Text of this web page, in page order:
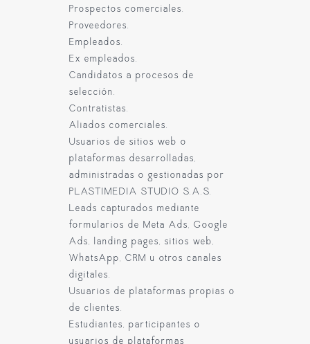
Prospectos comerciales.
Proveedores.
Empleados.
Ex empleados.
Candidatos a procesos de
selección.
Contratistas.
Aliados comerciales.
Usuarios de sitios web o
plataformas desarrolladas,
administradas o gestionadas por
PLASTIMEDIA STUDIO S.A.S.
Leads capturados mediante
formularios de Meta Ads, Google
Ads, landing pages, sitios web,
WhatsApp, CRM u otros canales
digitales.
Usuarios de plataformas propias o
de clientes.
Estudiantes, participantes o